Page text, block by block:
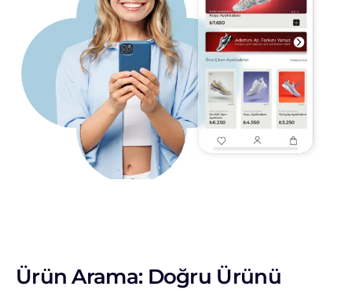
Ürün Arama: Doğru Ürünü